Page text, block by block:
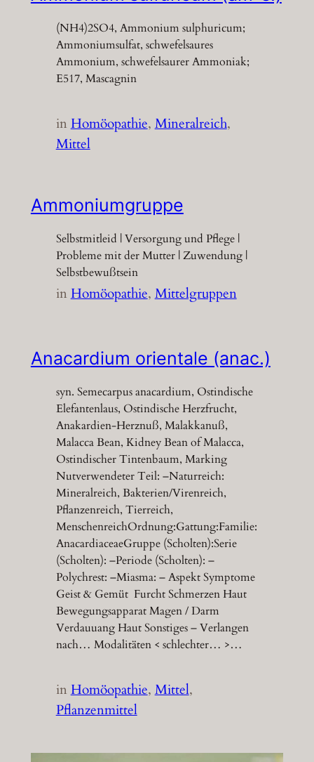
(NH4)2SO4, Ammonium sulphuricum;
Ammoniumsulfat, schwefelsaures
Ammonium, schwefelsaurer Ammoniak;
E517, Mascagnin
inHomöopathie, Mineralreich
Mittel
Ammoniumgruppe
Selbstmitleid | Versorgung und Pflege |
Probleme mit der Mutter | Zuwendung |
Selbstbewußtsein
inHomöopathie, Mittelgruppen
Anacardium orientale (anac.)
syn. Semecarpus anacardium, Ostindische
Elefantenlaus, Ostindische Herzfrucht,
Anakardien-Herznuß, Malakkanuß,
Malacca Bean, Kidney Bean of Malacca,
Ostindischer Tintenbaum, Marking
Nutverwendeter Teil: –Naturreich:
Mineralreich, Bakterien/Virenreich,
Pflanzenreich, Tierreich,
MenschenreichOrdnung:Gattung:Familie:
AnacardiaceaeGruppe (Scholten):Serie
(Scholten): –Periode (Scholten): –
Polychrest: –Miasma: – Aspekt Symptome
Geist & Gemüt Furcht Schmerzen Haut
Bewegungsapparat Magen / Darm
Verdauuang Haut Sonstiges – Verlangen
nach… Modalitäten < schlechter… >…
inHomöopathie, Mittel
Pflanzenmittel